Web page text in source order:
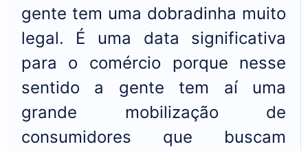
gente tem uma dobradinha muito
legal. É uma data significativa
para o comércio porque nesse
sentido a gente tem aí uma
grande mobilização de
consumidores que buscam